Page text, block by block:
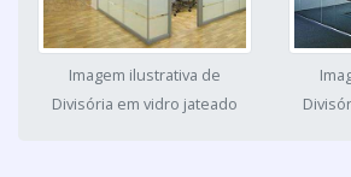
Imagem ilustrativa de
Divisória em vidro jateado